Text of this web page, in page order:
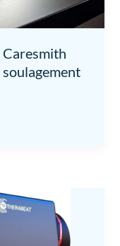
Caresmith